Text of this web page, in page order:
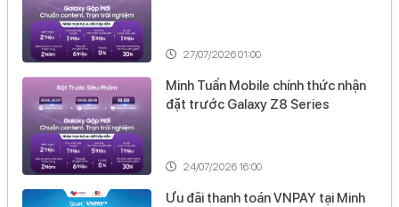
27/07/2026 01:00
24/07/2026 16:00
Minh Tuấn Mobile chính thức nhận
đặt trước Galaxy Z8 Series
Ưu đãi thanh toán VNPAY tại Minh